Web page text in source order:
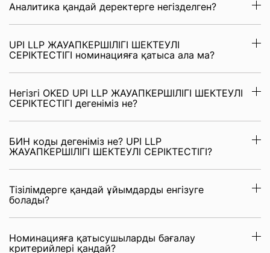
Аналитика қандай деректерге негізделген?
UPI LLP ЖАУАПКЕРШІЛІГІ ШЕКТЕУЛІ
СЕРІКТЕСТІГІ номинацияға қатыса ала ма?
Негізгі OKED UPI LLP ЖАУАПКЕРШІЛІГІ ШЕКТЕУЛІ
СЕРІКТЕСТІГІ дегеніміз не?
БИН коды дегеніміз не? UPI LLP
ЖАУАПКЕРШІЛІГІ ШЕКТЕУЛІ СЕРІКТЕСТІГІ?
Тізілімдерге қандай ұйымдарды енгізуге
болады?
Номинацияға қатысушыларды бағалау
критерийлері қандай?